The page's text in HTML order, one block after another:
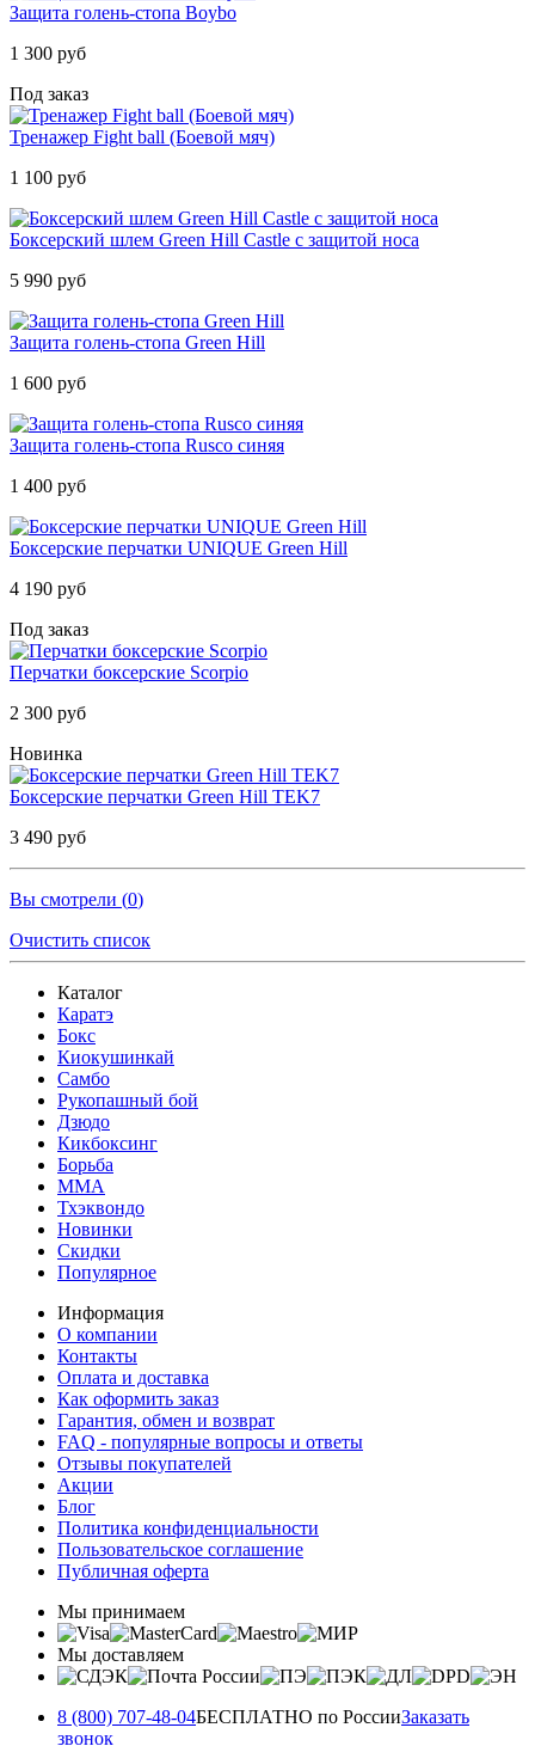
Защита голень-стопа Boybo
1 300 руб
Под заказ
Тренажер Fight ball (Боевой мяч)
1 100 руб
Боксерский шлем Green Hill Castle с защитой носа
5 990 руб
Защита голень-стопа Green Hill
1 600 руб
Защита голень-стопа Rusco синяя
1 400 руб
Боксерские перчатки UNIQUE Green Hill
4 190 руб
Под заказ
Перчатки боксерские Scorpio
2 300 руб
Новинка
Боксерские перчатки Green Hill TEK7
3 490 руб
Вы смотрели (0)
Очистить список
Каталог
Каратэ
Бокс
Киокушинкай
Самбо
Рукопашный бой
Дзюдо
Кикбоксинг
Борьба
MMA
Тхэквондо
Новинки
Скидки
Популярное
Информация
О компании
Контакты
Оплата и доставка
Как оформить заказ
Гарантия, обмен и возврат
FAQ - популярные вопросы и ответы
Отзывы покупателей
Акции
Блог
Политика конфиденциальности
Пользовательское соглашение
Публичная оферта
Мы принимаем
Мы доставляем
8 (800) 707-48-04БЕСПЛАТНО по РоссииЗаказать
звонок